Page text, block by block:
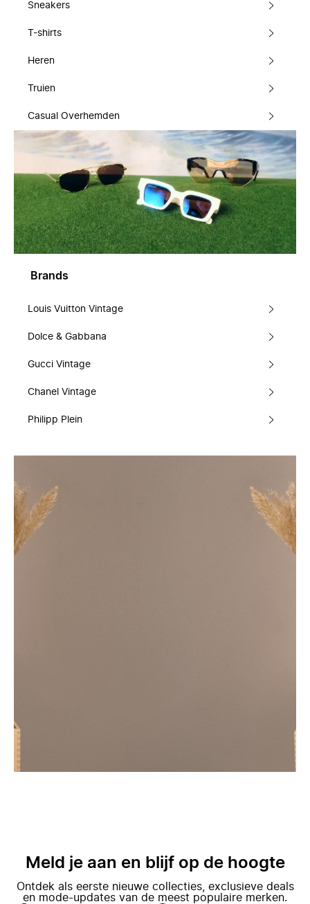
Sneakers
T-shirts
Heren
Truien
Casual Overhemden
Brands
Louis Vuitton Vintage
Dolce & Gabbana
Gucci Vintage
Chanel Vintage
Philipp Plein
Meld je aan en blijf op de hoogte
Ontdek als eerste nieuwe collecties, exclusieve deals
en mode-updates van de meest populaire merken.